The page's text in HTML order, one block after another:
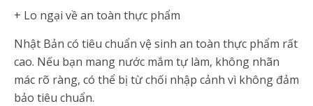
+ Lo ngại về an toàn thực phẩm
Nhật Bản có tiêu chuẩn vệ sinh an toàn thực phẩm rất
cao. Nếu bạn mang nước mắm tự làm, không nhãn
mác rõ ràng, có thể bị từ chối nhập cảnh vì không đảm
bảo tiêu chuẩn.